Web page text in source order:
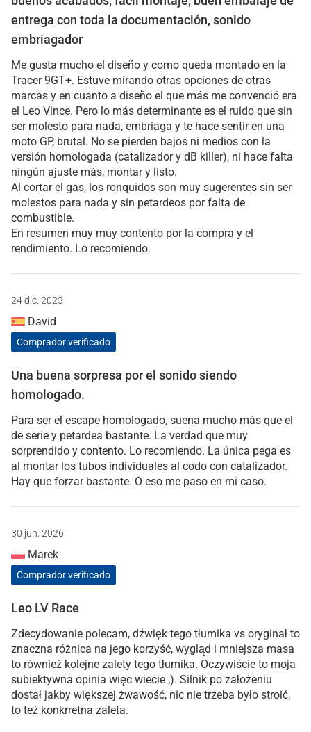
entrega con toda la documentación, sonido
embriagador
Me gusta mucho el diseño y como queda montado en la
Tracer 9GT+. Estuve mirando otras opciones de otras
marcas y en cuanto a diseño el que más me convenció era
el Leo Vince. Pero lo más determinante es el ruido que sin
ser molesto para nada, embriaga y te hace sentir en una
moto GP, brutal. No se pierden bajos ni medios con la
versión homologada (catalizador y dB killer), ni hace falta
ningún ajuste más, montar y listo.
Al cortar el gas, los ronquidos son muy sugerentes sin ser
molestos para nada y sin petardeos por falta de
combustible.
En resumen muy muy contento por la compra y el
rendimiento. Lo recomiendo.
24 dic. 2023
David
Comprador verificado
Una buena sorpresa por el sonido siendo
homologado.
Para ser el escape homologado, suena mucho más que el
de serie y petardea bastante. La verdad que muy
sorprendido y contento. Lo recomiendo. La única pega es
al montar los tubos individuales al codo con catalizador.
Hay que forzar bastante. O eso me paso en mi caso.
30 jun. 2026
Marek
Comprador verificado
Leo LV Race
Zdecydowanie polecam, dźwięk tego tłumika vs oryginał to
znaczna różnica na jego korzyść, wygląd i mniejsza masa
to również kolejne zalety tego tłumika. Oczywiście to moja
subiektywna opinia więc wiecie ;). Silnik po założeniu
dostał jakby większej żwawość, nic nie trzeba było stroić,
to też konkrretna zaleta.